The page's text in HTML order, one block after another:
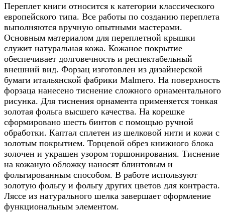
Переплет книги относится к категории классического
европейского типа. Все работы по созданию переплета
выполняются вручную опытными мастерами.
Основным материалом для переплетной крышки
служит натуральная кожа. Кожаное покрытие
обеспечивает долговечность и респектабельный
внешний вид. Форзац изготовлен из дизайнерской
бумаги итальянской фабрики Malmero. На поверхность
форзаца нанесено тиснение сложного орнаментального
рисунка. Для тиснения орнамента применяется тонкая
золотая фольга высшего качества. На корешке
сформировано шесть бинтов с помощью ручной
обработки. Каптал сплетен из шелковой нити и кожи с
золотым покрытием. Торцевой обрез книжного блока
золочен и украшен узором торшонирования. Тиснение
на кожаную обложку наносят блинтовым и
фольгированным способом. В работе используют
золотую фольгу и фольгу других цветов для контраста.
Ляссе из натурального шелка завершает оформление
функциональным элементом.